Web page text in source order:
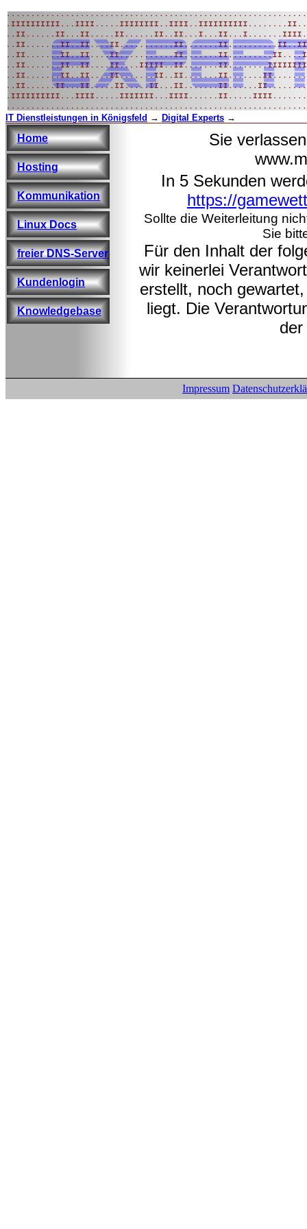
IT Dienstleistungen in Königsfeld → Digital Experts →
Sie
In 5 Sekunden
https://
Sollte die Weiterleitung
Sie
Für den Inhalt der
wir keinerlei
erstellt, noch
liegt. Die
Home
Hosting
Kommunikation
Linux Docs
freier DNS-Server
Kundenlogin
Knowledgebase
Impressum